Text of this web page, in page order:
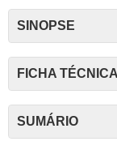
SINOPSE
FICHA TÉCNICA
SUMÁRIO